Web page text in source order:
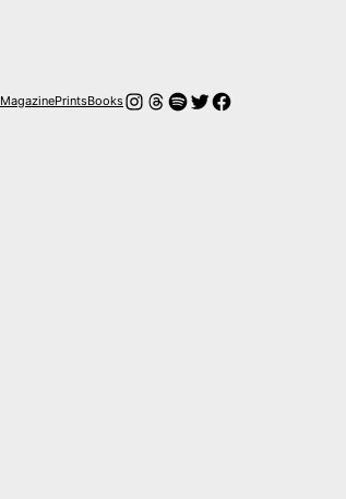
MagazinePrintsBooksInstagram
Hilos
Spotify
Twitter
Facebook